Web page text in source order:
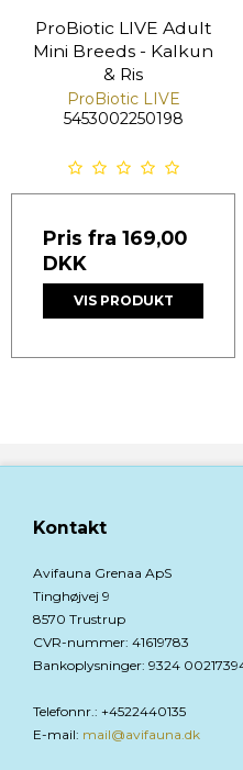
ProBiotic LIVE Adult
Mini Breeds - Kalkun
& Ris
ProBiotic LIVE
5453002250198
Pris fra 169,00
DKK
VIS PRODUKT
Kontakt
Avifauna Grenaa ApS
Tinghøjvej 9
8570 Trustrup
CVR-nummer: 41619783
Bankoplysninger: 9324
Telefonnr. : +4522440135
E-mail: mail@avifauna.dk